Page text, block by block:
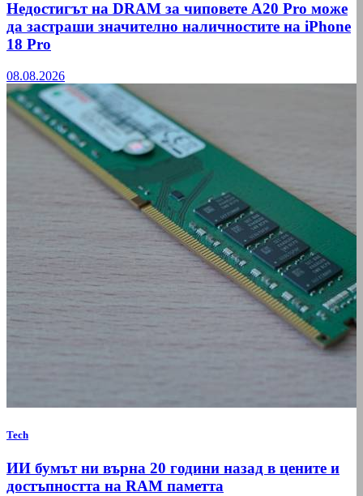
Недостигът на DRAM за чиповете A20 Pro може
да застраши значително наличностите на iPhone
18 Pro
08.08.2026
Tech
ИИ бумът ни върна 20 години назад в цените и
достъпността на RAM паметта